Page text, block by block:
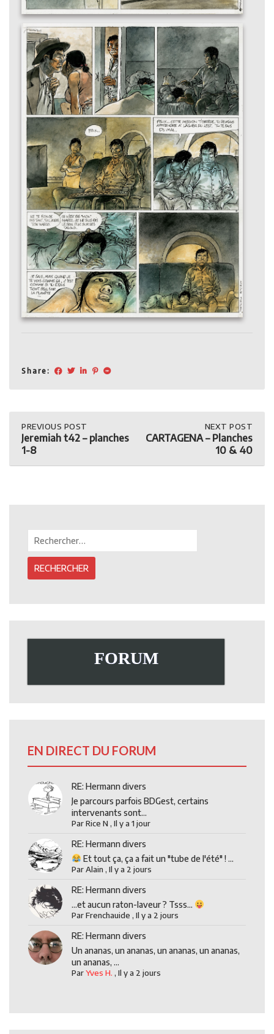
Share:
Post
navigation
PREVIOUS
POST:
JEREMIAH
T42
–
PREVIOUS POST
Jeremiah t42 – planches
1-8
POST:
PLANCHES
NEXT POST
CARTAGENA – Planches
10 & 40
FORUM
EN DIRECT DU FORUM
RE: Hermann divers
Je parcours parfois BDGest, certains
intervenants sont...
ParRice N ,Il y a 1 jour
RE: Hermann divers
Et tout ça, ça a fait un "tube de l'été" ! ...
ParAlain ,Il y a 2 jours
RE: Hermann divers
...et aucun raton-laveur ? Tsss...
ParFrenchauide ,Il y a 2 jours
RE: Hermann divers
Un ananas, un ananas, un ananas, un ananas,
un ananas, ...
ParYves H. ,Il y a 2 jours